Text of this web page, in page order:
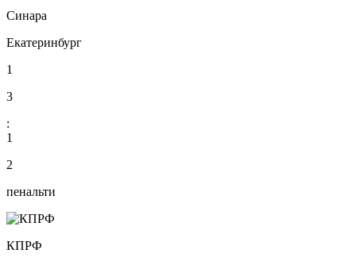
Синара
Екатеринбург
1
3
:
1
2
пенальти
КПРФ